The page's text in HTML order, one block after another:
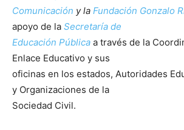
Comunicación y la Fundación Gonzalo
apoyo de la Secretaría de
Educación Pública a través de la
Enlace Educativo y sus
oficinas en los estados, Autoridades
y Organizaciones de la
Sociedad Civil.